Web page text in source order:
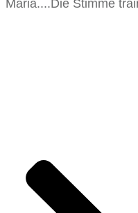
Maria....Die Stimme